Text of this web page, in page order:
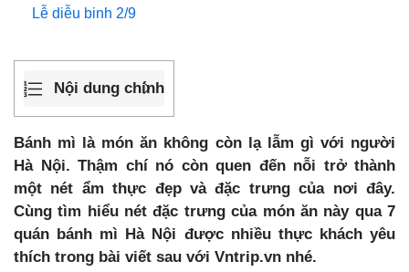
Lễ diễu binh 2/9
Nội dung chính
Bánh mì là món ăn không còn lạ lẫm gì với người
Hà Nội. Thậm chí nó còn quen đến nỗi trở thành
một nét ẩm thực đẹp và đặc trưng của nơi đây.
Cùng tìm hiểu nét đặc trưng của món ăn này qua 7
quán bánh mì Hà Nội được nhiều thực khách yêu
thích trong bài viết sau với Vntrip.vn nhé.